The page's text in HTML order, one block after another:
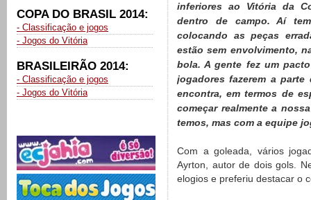
COPA DO BRASIL 2014:
- Classificação e jogos
- Jogos do Vitória
BRASILEIRÃO 2014:
- Classificação e jogos
- Jogos do Vitória
inferiores ao Vitória da
dentro de campo. Aí
colocando as peças
estão sem envolvimento,
bola. A gente fez um
jogadores fazerem a
encontra, em termos de
começar realmente a
temos, mas com a equipe
Com a goleada, vários
Ayrton, autor de dois gols.
elogios e preferiu destacar o